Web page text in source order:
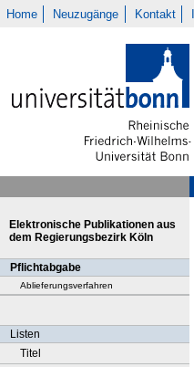
Home Neuzugänge Kontakt
Elektronische Publikationen aus
dem Regierungsbezirk Köln
Pflichtabgabe
Ablieferungsverfahren
Listen
Titel